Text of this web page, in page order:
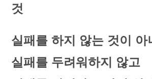
것
실패를 하지 않는 것이 아
실패를 두려워하지 않고